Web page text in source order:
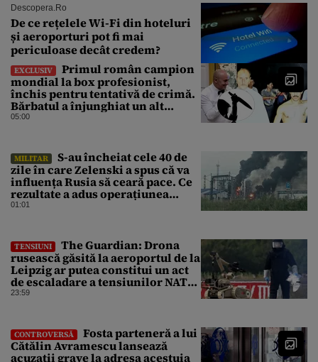
Descopera.ro
De ce rețelele Wi-Fi din hoteluri
și aeroporturi pot fi mai
periculoase decât credem?
EXCLUSIV
Primul român campion
mondial la box profesionist,
închis pentru tentativă de crimă.
Bărbatul a înjunghiat un alt
interlop periculos
05:00
MILITAR
S-au încheiat cele 40 de
zile în care Zelenski a spus că va
influența Rusia să ceară pace. Ce
rezultate a adus operațiunea
Kievului
01:01
TENSIUNI
The Guardian: Drona
rusească găsită la aeroportul de la
Leipzig ar putea constitui un act
de escaladare a tensiunilor NATO-
Rusia
23:59
CONTROVERSĂ
Fosta parteneră a lui
Cătălin Avramescu lansează
acuzații grave la adresa acestuia